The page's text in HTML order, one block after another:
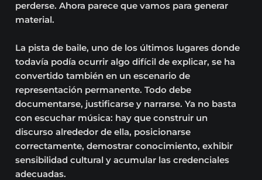
perderse. Ahora parece que vamos para generar
material.
La pista de baile, uno de los últimos lugares donde
todavía podía ocurrir algo difícil de explicar, se ha
convertido también en un escenario de
representación permanente. Todo debe
documentarse, justificarse y narrarse. Ya no basta
con escuchar música: hay que construir un
discurso alrededor de ella, posicionarse
correctamente, demostrar conocimiento, exhibir
sensibilidad cultural y acumular las credenciales
adecuadas.